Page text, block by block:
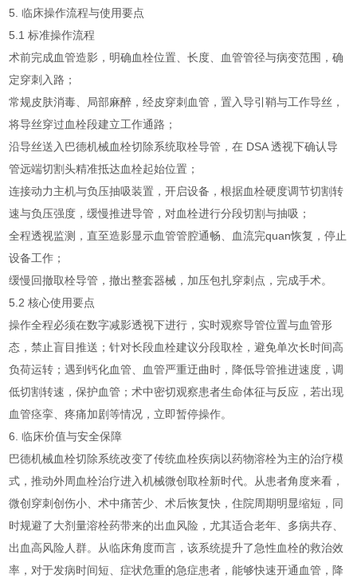
5. 临床操作流程与使用要点
5.1 标准操作流程
术前完成血管造影，明确血栓位置、长度、血管管径与病变范围，确
定穿刺入路；
常规皮肤消毒、局部麻醉，经皮穿刺血管，置入导引鞘与工作导丝，
将导丝穿过血栓段建立工作通路；
沿导丝送入巴德机械血栓切除系统取栓导管，在 DSA 透视下确认导
管远端切割头精准抵达血栓起始位置；
连接动力主机与负压抽吸装置，开启设备，根据血栓硬度调节切割转
速与负压强度，缓慢推进导管，对血栓进行分段切割与抽吸；
全程透视监测，直至造影显示血管管腔通畅、血流完quan恢复，停止
设备工作；
缓慢回撤取栓导管，撤出整套器械，加压包扎穿刺点，完成手术。
5.2 核心使用要点
操作全程必须在数字减影透视下进行，实时观察导管位置与血管形
态，禁止盲目推送；针对长段血栓建议分段取栓，避免单次长时间高
负荷运转；遇到钙化血管、血管严重迂曲时，降低导管推进速度，调
低切割转速，保护血管；术中密切观察患者生命体征与反应，若出现
血管痉挛、疼痛加剧等情况，立即暂停操作。
6. 临床价值与安全保障
巴德机械血栓切除系统改变了传统血栓疾病以药物溶栓为主的治疗模
式，推动外周血栓治疗进入机械微创取栓新时代。从患者角度来看，
微创穿刺创伤小、术中痛苦少、术后恢复快，住院周期明显缩短，同
时规避了大剂量溶栓药带来的出血风险，尤其适合老年、多病共存、
出血高风险人群。从临床角度而言，该系统提升了急性血栓的救治效
率，对于发病时间短、症状危重的急症患者，能够快速开通血管，降